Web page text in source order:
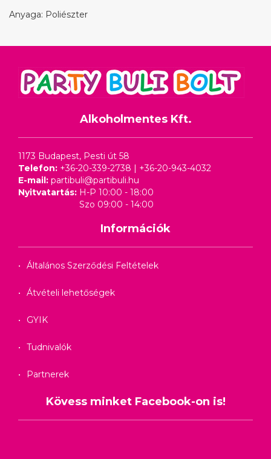
Anyaga: Poliészter
Alkoholmentes Kft.
1173 Budapest, Pesti út 58
Telefon: +36-20-339-2738 | +36-20-943-4032
E-mail: partibuli@partibuli.hu
Nyitvatartás: H-P 10:00 - 18:00
Szo 09:00 - 14:00
Információk
Általános Szerződési Feltételek
Átvételi lehetőségek
GYIK
Tudnivalók
Partnerek
Kövess minket Facebook-on is!